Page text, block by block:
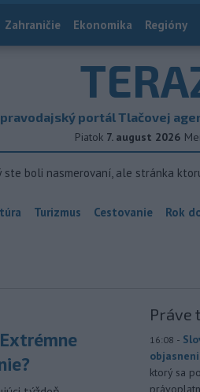
Zahraničie Ekonomika Regióny
portál Tlačovej
Piatok 7. august 2026
ste boli nasmerovaní, ale stránka
Turizmus Cestovanie Rok
Extrémne
Práve
16:08 -
ktorý sa